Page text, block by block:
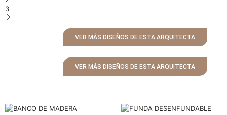
3
VER MÁS DISEÑOS DE ESTA ARQUITECTA
VER MÁS DISEÑOS DE ESTA ARQUITECTA